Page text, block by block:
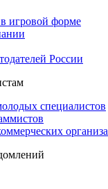
игровой форме
России
специалистов